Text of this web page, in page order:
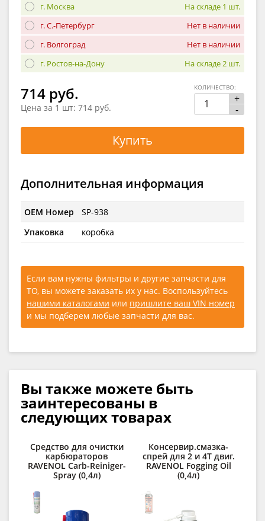
г. Москва
На складе 1 шт.
г. С.-Петербург
Нет в наличии
г. Волгоград
Нет в наличии
г. Ростов-на-Дону
На складе 2 шт.
714 руб.
Цена за 1 шт: 714 руб.
+
-
КОЛИЧЕСТВО:
Купить
Дополнительная информация
OEM Номер
SP-938
Упаковка
коробка
Если вам нужны фильтры и другие запчасти для
ТО, вы можете заказать их у нас. Воспользуйтесь
нашими каталогами или пришлите ваш VIN номер
и мы подберем любые запчасти для вас.
Вы также можете быть
заинтересованы в
следующих товарах
Средство для очистки
карбюраторов
RAVENOL Carb-Reiniger-
Spray (0,4л)
Консервир.смазка-
спрей для 2 и 4Т двиг.
RAVENOL Fogging Oil
(0,4л)